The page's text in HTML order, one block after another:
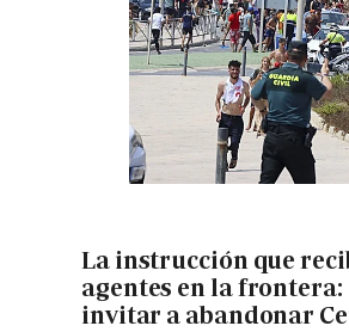
La instrucción que
agentes en la frontera:
invitar a abandonar